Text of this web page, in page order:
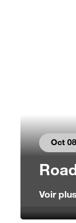
Oct 08
Voir plus